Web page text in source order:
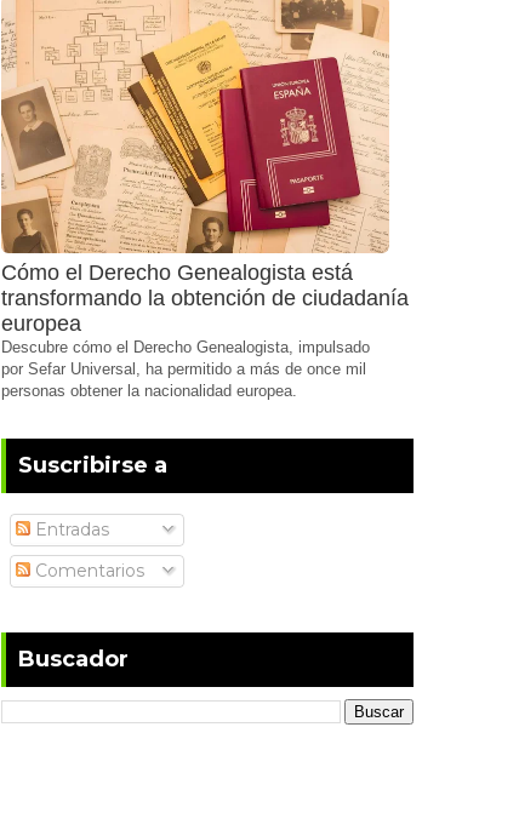
Cómo el Derecho Genealogista está
transformando la obtención de ciudadanía
europea
Descubre cómo el Derecho Genealogista, impulsado
por Sefar Universal, ha permitido a más de once mil
personas obtener la nacionalidad europea.
Suscribirse a
Entradas
Comentarios
Buscador